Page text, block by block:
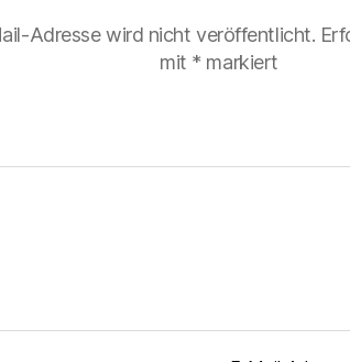
Adresse wird nicht veröffentlicht.
mit * markiert